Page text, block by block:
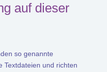
auf dieser
so genannte
Textdateien und richten